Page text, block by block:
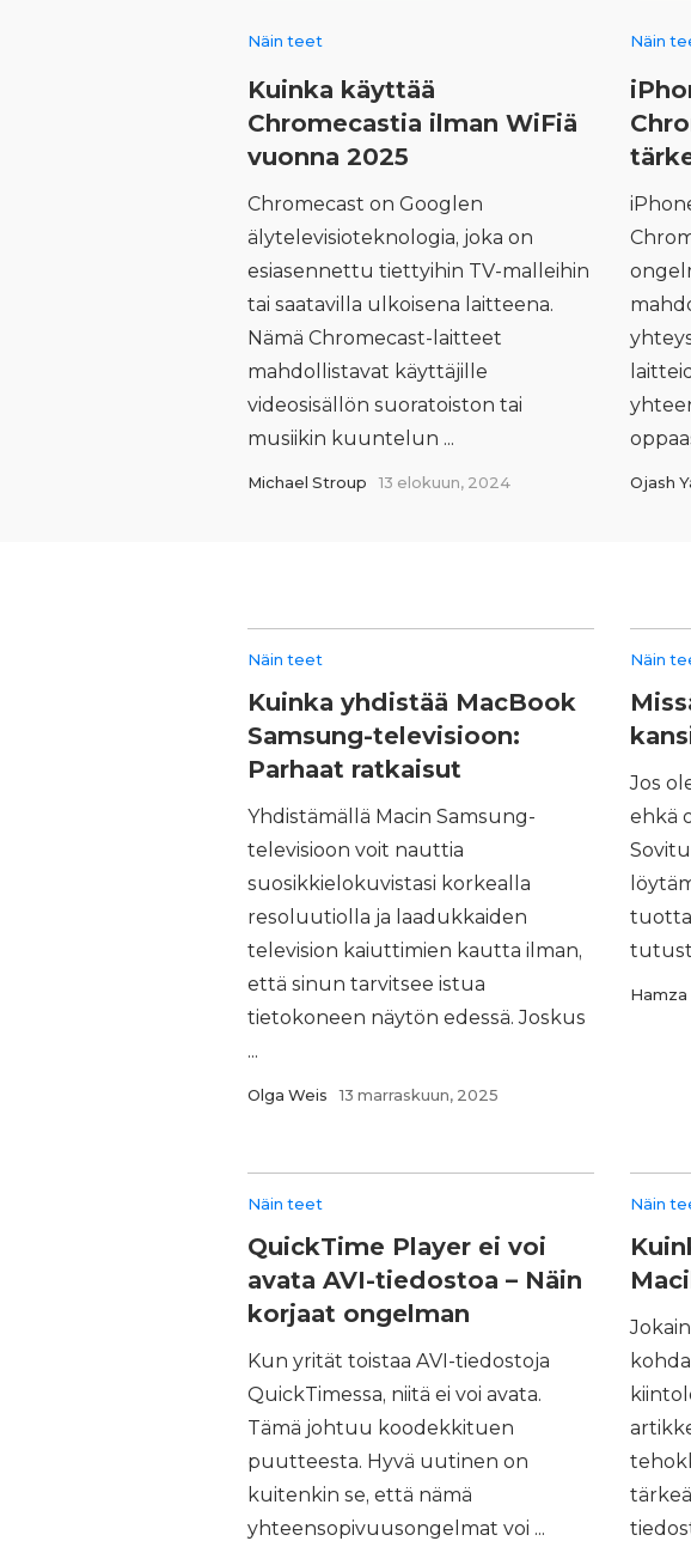
Näin teet
Kuinka käyttää
Chromecastia ilman WiFiä
vuonna 2025
Chromecast on Googlen
älytelevisioteknologia, joka on
esiasennettu tiettyihin TV-malleihin
tai saatavilla ulkoisena laitteena.
Nämä Chromecast-laitteet
mahdollistavat käyttäjille
videosisällön suoratoiston tai
musiikin kuuntelun ...
Michael Stroup 13 elokuun, 2024
Näin
Ojash
Näin teet
Kuinka yhdistää MacBook
Samsung-televisioon:
Parhaat ratkaisut
Yhdistämällä Macin Samsung-
televisioon voit nauttia
suosikkielokuvistasi korkealla
resoluutiolla ja laadukkaiden
television kaiuttimien kautta ilman,
että sinun tarvitsee istua
tietokoneen näytön edessä. Joskus
...
Olga Weis 13 marraskuun, 2025
Näin
Jos
ehkä
Hamza
Näin teet
QuickTime Player ei voi
avata AVI-tiedostoa – Näin
korjaat ongelman
Kun yrität toistaa AVI-tiedostoja
QuickTimessa, niitä ei voi avata.
Tämä johtuu koodekkituen
puutteesta. Hyvä uutinen on
kuitenkin se, että nämä
yhteensopivuusongelmat voi ...
Näin